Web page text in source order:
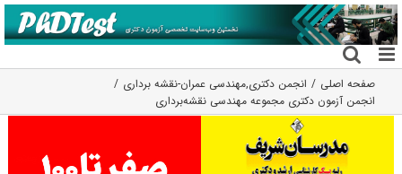
رفتن
به
محتوا
صفحه اصلی انجمن دکتری,مهندسی عمران-نقشه برداری
انجمن آزمون دکتری مجموعه مهندسی نقشه‌برداری